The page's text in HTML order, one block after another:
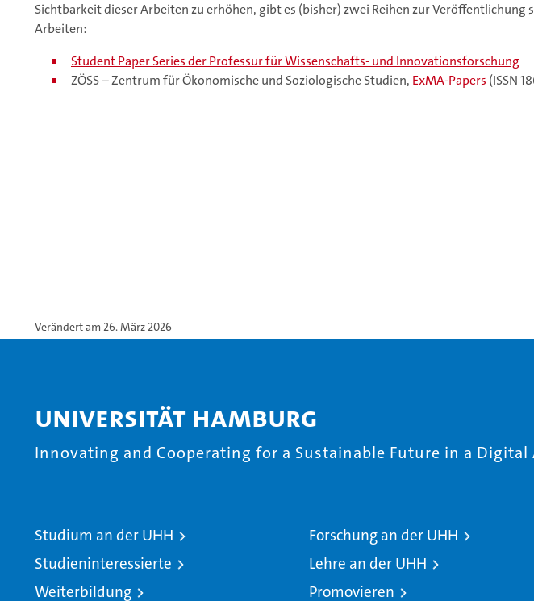
Sichtbarkeit dieser Arbeiten zu erhöhen, gibt es (bisher) zwei Reihen zur Veröffentlichung
Arbeiten:
Student Paper Series der Professur für Wissenschafts- und Innovationsforschung
ZÖSS – Zentrum für Ökonomische und Soziologische Studien, ExMA-Papers (ISSN
Verändert am 26. März 2026
Universität Hamburg
Innovating and Cooperating for a Sustainable Future in a Digital
Studium an der UHH
Studieninteressierte
Weiterbildung
Forschung an der UHH
Lehre an der UHH
Promovieren